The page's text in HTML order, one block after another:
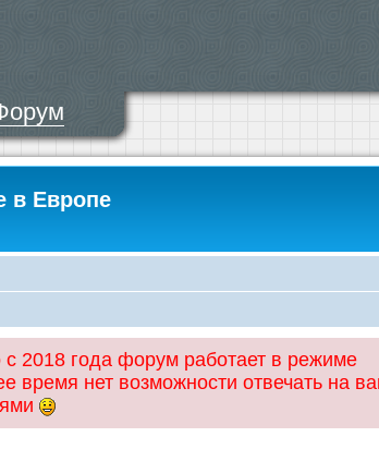
в Европе
2018 года форум работает в режиме
время нет возможности отвечать на